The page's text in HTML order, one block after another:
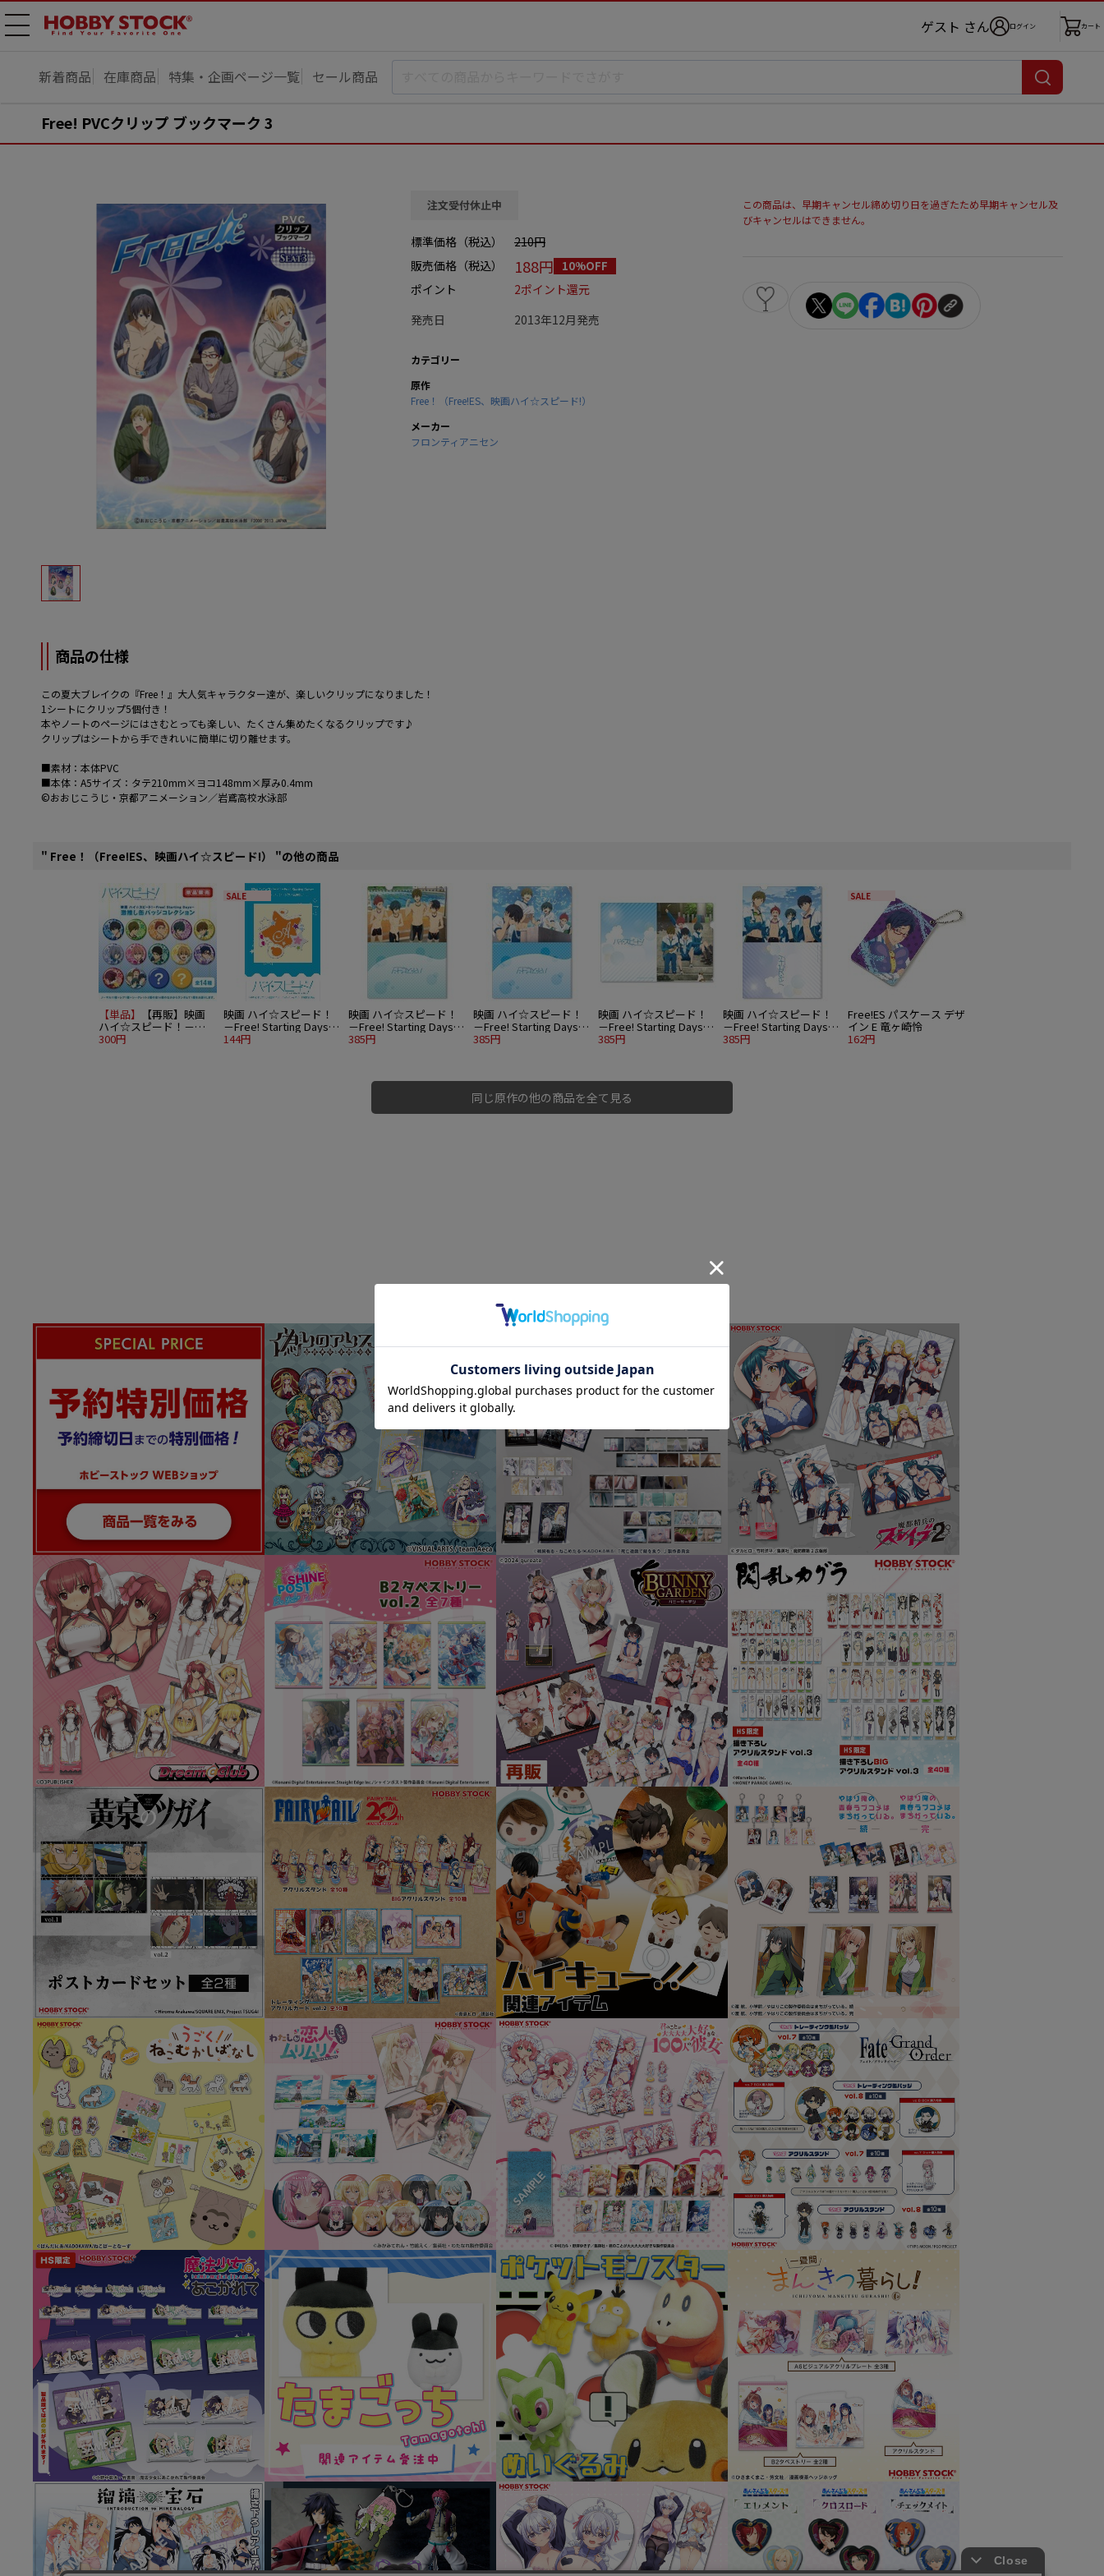
メニ
ゲスト さん ログイン カート
新着商品 在庫商品 特集・企画ページ一覧 セール商品
Free! PVCクリップ ブックマーク 3
注文受付休止中
標準価格（税込）
210円
販売価格（税込）
188円 10%OFF
ポイント
2ポイント還元
発売日
2013年12月発売
カテゴリー
原作
Free！（Free!ES、映画ハイ☆スピード!）
メーカー
フロンティアニセン
この商品は、早期キャンセル締め切り日を過ぎたため早期キャンセル及
びキャンセルはできません。
1
商品の仕様
この夏大ブレイクの『Free！』大人気キャラクター達が、楽しいクリップになりました！
1シートにクリップ5個付き！
本やノートのページにはさむとっても楽しい、たくさん集めたくなるクリップです♪
クリップはシートから手できれいに簡単に切り離せます。
■素材：本体PVC
■本体：A5サイズ：タテ210mm×ヨコ148mm×厚み0.4mm
©おおじこうじ・京都アニメーション／岩鳶高校水泳部
" Free！（Free!ES、映画ハイ☆スピード!） "の他の商品
【単品】 【再販】映画
ハイ☆スピード！－
Free! Starting Days－ 激
300円
SALE
映画 ハイ☆スピード！
－Free! Starting Days－
ステンドグラス風蒔絵シ
144円
映画 ハイ☆スピード！
－Free! Starting Days－
クリアファイル A
385円
映画 ハイ☆スピード！
－Free! Starting Days－
クリアファイル B
385円
映画 ハイ☆スピード！
－Free! Starting Days－
クリアファイル C
385円
映画 ハイ☆スピード！
－Free! Starting Days－
クリアファイル D
385円
SALE
Free!ES パスケース デザ
イン E 竜ヶ崎怜
162円
同じ原作の他の商品を全て見る